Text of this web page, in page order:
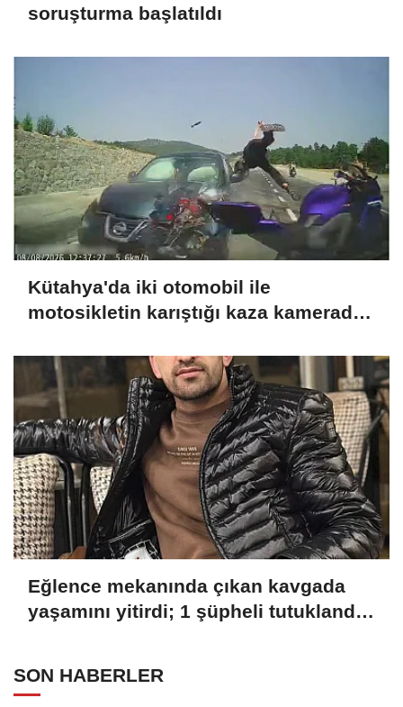
soruşturma başlatıldı
Kütahya'da iki otomobil ile
motosikletin karıştığı kaza kamerada:
Eğlence mekanında çıkan kavgada
yaşamını yitirdi; 1 şüpheli tutuklandı
SON HABERLER